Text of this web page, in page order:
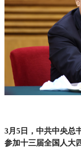
3月5日，中共中央总
参加十三届全国人大